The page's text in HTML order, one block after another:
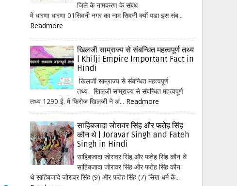
जिले के नामकरण के संबंध
में धारणा धारणा 01सिवनी नगर का नाम सिवनी क्यों पडा इस संब...
Readmore
खिलजी साम्राज्य से संबन्धित महत्वपूर्ण तथ्य
| Khilji Empire Important Fact in
Hindi
खिलजी साम्राज्य से संबन्धित महत्वपूर्ण
तथ्य खिलजी साम्राज्य से संबन्धित महत्वपूर्ण
तथ्य 1290 ई. में फिरोज खिलजी ने अं... Readmore
साहिबजादा जोरावर सिंह और फतेह सिंह
कौन थे | Joravar Singh and Fateh
Singh in Hindi
साहिबजादा जोरावर सिंह और फतेह सिंह कौन थे
साहिबजादा जोरावर सिंह और फतेह सिंह कौन
थे साहिबजादे जोरावर सिंह (9) और फतेह सिंह (7) सिख धर्म के...